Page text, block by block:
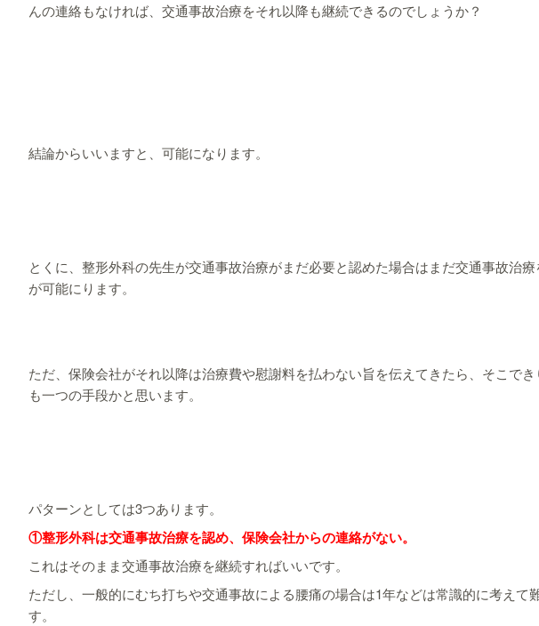
んの連絡もなければ、交通事故治療をそれ以降も継続できるのでしょうか？
結論からいいますと、可能になります。
とくに、整形外科の先生が交通事故治療がまだ必要と認めた場合はまだ交通事故治療
が可能にります。
ただ、保険会社がそれ以降は治療費や慰謝料を払わない旨を伝えてきたら、そこで
も一つの手段かと思います。
パターンとしては3つあります。
①整形外科は交通事故治療を認め、保険会社からの連絡がない。
これはそのまま交通事故治療を継続すればいいです。
ただし、一般的にむち打ちや交通事故による腰痛の場合は1年などは常識的に考えて
す。